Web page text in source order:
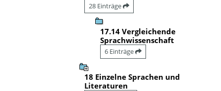
28 Einträge
17.14 Vergleichende
Sprachwissenschaft
6 Einträge
18 Einzelne Sprachen und
Literaturen